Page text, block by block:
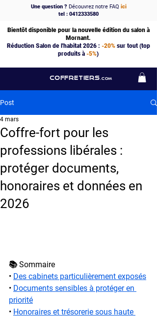
COFFRETIERS .COM
Une question ?Découvrez notre FAQ ici
tel : 0412333580
Bientôt disponible pour la nouvelle édition du salon à
Mornant.
Réduction Salon de l'habitat 2026 : -20%sur tout (top
produits à -5%)
Post
Coffre-fort pour les
professions libérales :
protéger documents,
honoraires et données en
2026
4 mars
📚 Sommaire
• Des cabinets particulièrement exposés
• Documents sensibles à protéger en
priorité
• Honoraires et trésorerie sous haute